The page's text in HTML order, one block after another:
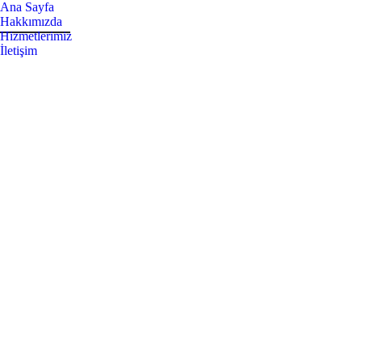
Ana Sayfa
Hakkımızda
Hizmetlerimiz
İletişim